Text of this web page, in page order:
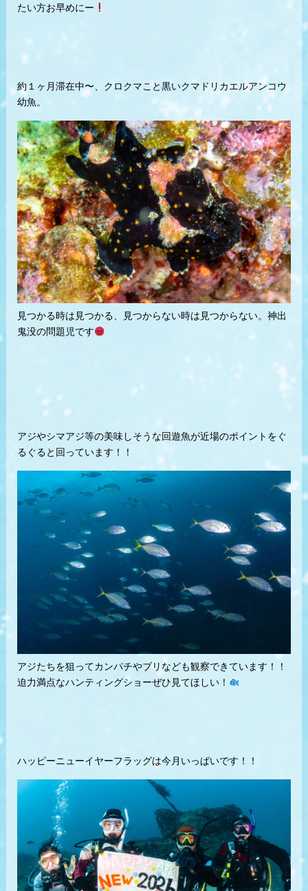
たい方お早めにー
約１ヶ月滞在中〜、クロクマこと黒いクマドリカエルアンコウ
幼魚。
見つかる時は見つかる、見つからない時は見つからない。神出
鬼没の問題児です
アジやシマアジ等の美味しそうな回遊魚が近場のポイントをぐ
るぐると回っています！！
アジたちを狙ってカンパチやブリなども観察できています！！
迫力満点なハンティングショーぜひ見てほしい！
ハッピーニューイヤーフラッグは今月いっぱいです！！